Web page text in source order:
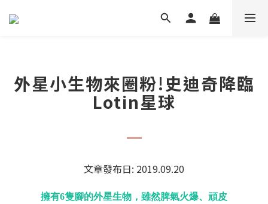
外星小生物來圈粉!史迪奇降臨
Lotin星球
文章發布日: 2019.09.20
擁有6隻腳的外星生物，雖然脾氣火爆、頑皮